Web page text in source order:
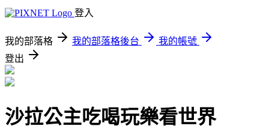
登入
我的部落格 我的部落格後台
我的帳號
登出
沙拉公主吃喝玩樂看世界